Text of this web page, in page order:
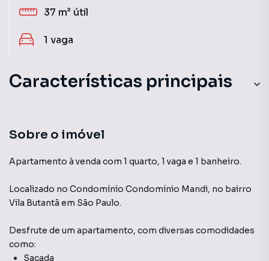
37 m² útil
1 vaga
Características principais
Sobre o imóvel
Apartamento à venda com 1 quarto, 1 vaga e 1 banheiro.
Localizado no Condomínio Condomínio Mandi, no bairro
Vila Butantã em São Paulo.
Desfrute de um apartamento, com diversas comodidades
como:
Sacada